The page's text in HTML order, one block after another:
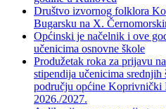
Društvo izvornog folklora
Bugarsku na X.
Općinski je načelnik i ove
učenicima osnovne škole
Produžetak roka za prijavu
stipendija učenicima srednjih
području općine Koprivnički
2026./2027.